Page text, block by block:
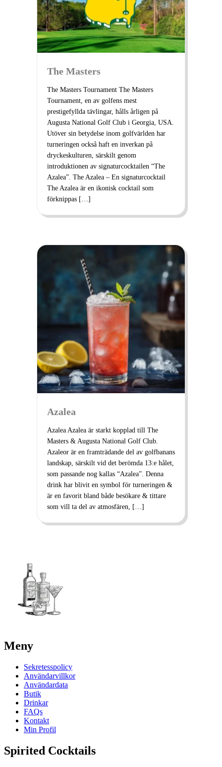
The Masters
The Masters Tournament The Masters
Tournament, en av golfens mest
prestigefyllda tävlingar, hålls årligen på
Augusta National Golf Club i Georgia, USA.
Utöver sin betydelse inom golfvärlden har
turneringen också haft en inverkan på
dryckeskulturen, särskilt genom
introduktionen av signaturcocktailen “The
Azalea”. The Azalea – En signaturcocktail
The Azalea är en ikonisk cocktail som
förknippas […]
Azalea
Azalea Azalea är starkt kopplad till The
Masters & Augusta National Golf Club.
Azaleor är en framträdande del av golfbanans
landskap, särskilt vid det berömda 13:e hålet,
som passande nog kallas “Azalea”. Denna
drink har blivit en symbol för turneringen &
är en favorit bland både besökare & tittare
som vill ta del av atmosfären, […]
Meny
Sekretesspolicy
Användarvillkor
Användardata
Butik
Drinkar
FAQs
Kontakt
Min Profil
Spirited Cocktails